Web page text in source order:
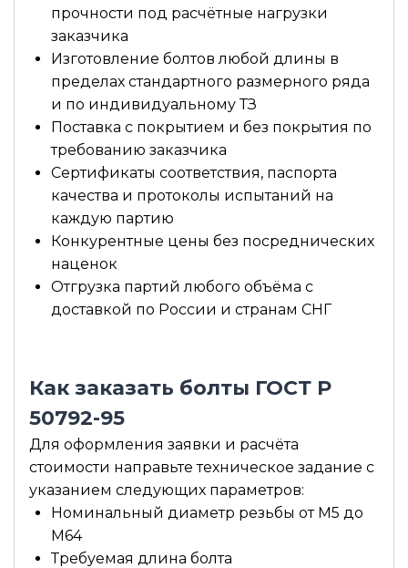
прочности под расчётные нагрузки
заказчика
Изготовление болтов любой длины в
пределах стандартного размерного ряда
и по индивидуальному ТЗ
Поставка с покрытием и без покрытия по
требованию заказчика
Сертификаты соответствия, паспорта
качества и протоколы испытаний на
каждую партию
Конкурентные цены без посреднических
наценок
Отгрузка партий любого объёма с
доставкой по России и странам СНГ
Как заказать болты ГОСТ Р
50792-95
Для оформления заявки и расчёта
стоимости направьте техническое задание с
указанием следующих параметров:
Номинальный диаметр резьбы от М5 до
М64
Требуемая длина болта